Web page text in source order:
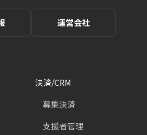
運営会社
決済/CRM
募集決済
支援者管理